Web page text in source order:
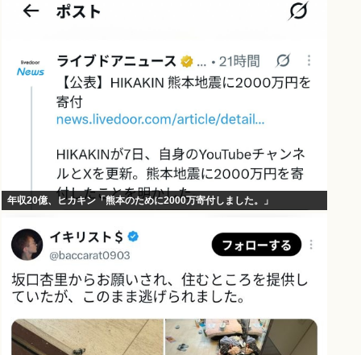
年収20億、ヒカキン「熊本のために2000万寄付しました。」